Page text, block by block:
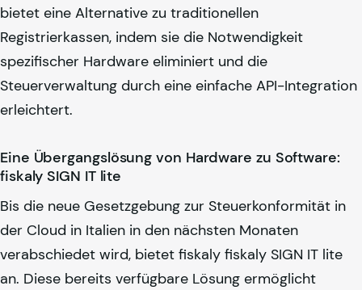
bietet eine Alternative zu traditionellen
Registrierkassen, indem sie die Notwendigkeit
spezifischer Hardware eliminiert und die
Steuerverwaltung durch eine einfache API-Integration
erleichtert.
Eine Übergangslösung von Hardware zu Software:
fiskaly SIGN IT lite
Bis die neue Gesetzgebung zur Steuerkonformität in
der Cloud in Italien in den nächsten Monaten
verabschiedet wird, bietet fiskaly fiskaly SIGN IT lite
an. Diese bereits verfügbare Lösung ermöglicht